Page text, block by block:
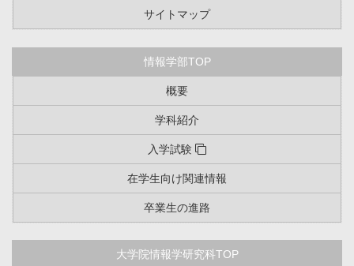
サイトマップ
情報学部TOP
概要
学科紹介
入学試験
在学生向け関連情報
卒業生の進路
大学院情報学研究科TOP